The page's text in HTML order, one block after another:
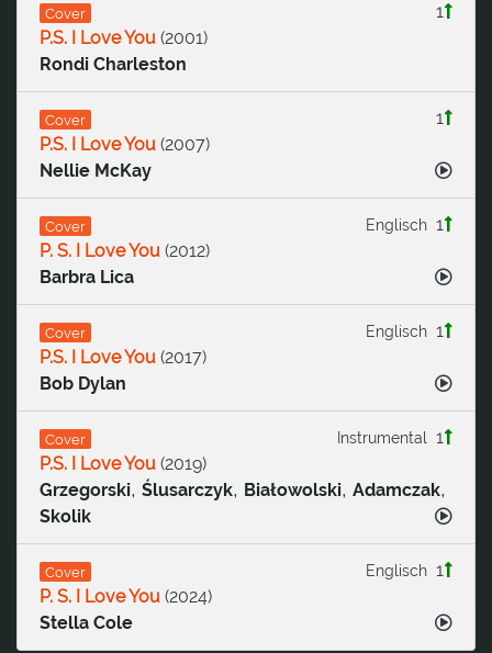
Cover
1
P.S. I Love You (2001)
Rondi Charleston
Cover
1
P.S. I Love You (2007)
Nellie McKay
Cover 1
Englisch
P. S. I Love You (2012)
Barbra Lica
Cover 1
Englisch
P.S. I Love You (2017)
Bob Dylan
Cover 1
Instrumental
P.S. I Love You (2019)
Grzegorski, Ślusarczyk, Białowolski, Adamczak,
Skolik
Cover 1
Englisch
P. S. I Love You (2024)
Stella Cole